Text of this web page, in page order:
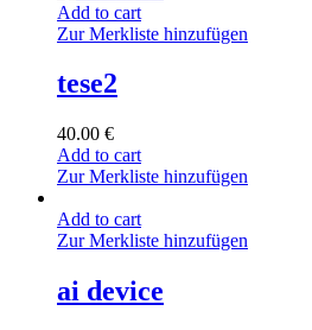
Add to cart
Zur Merkliste hinzufügen
tese2
40.00 €
Add to cart
Zur Merkliste hinzufügen
Add to cart
Zur Merkliste hinzufügen
ai device